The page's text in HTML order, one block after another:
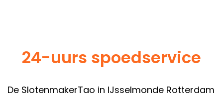
24-uurs spoedservice
De SlotenmakerTao in IJsselmonde Rotterdam